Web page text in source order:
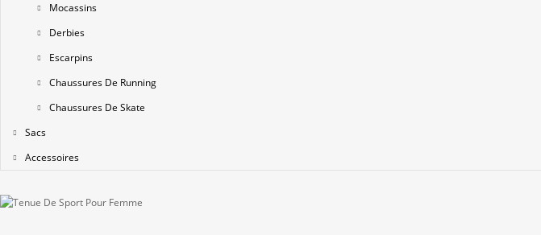
Mocassins
Derbies
Escarpins
Chaussures De Running
Chaussures De Skate
Sacs
Accessoires